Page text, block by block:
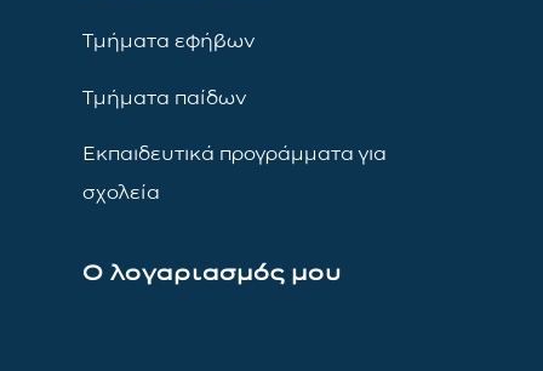
Τμήματα εφήβων
Τμήματα παίδων
Εκπαιδευτικά προγράμματα για
σχολεία
Ο λογαριασμός μου